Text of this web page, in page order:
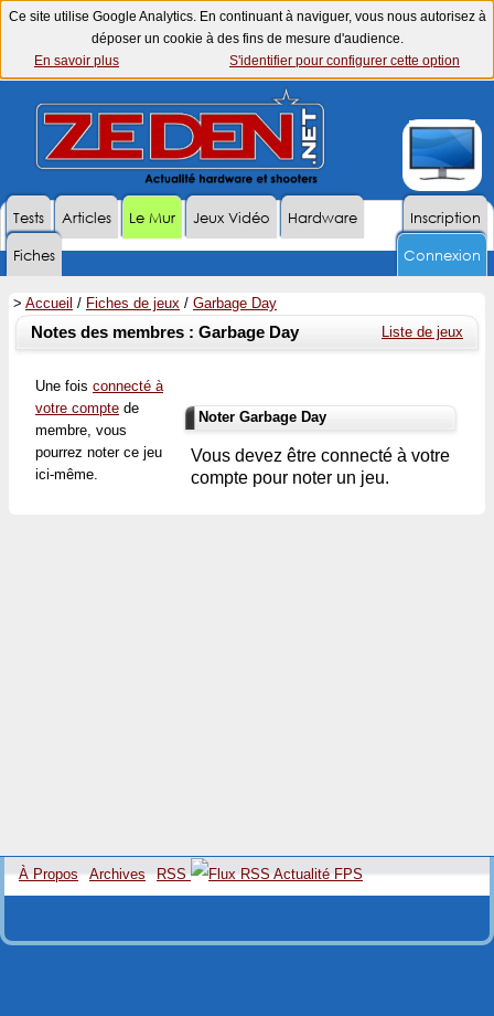
Ce site utilise Google Analytics. En continuant à naviguer, vous nous autorisez à
déposer un cookie à des fins de mesure d'audience.
En savoir plus
S'identifier pour configurer cette option
Inscription
Tests Articles Le Mur Jeux Vidéo
Hardware
Fiches
Connexion
> Accueil / Fiches de jeux / Garbage Day
Liste de jeux
Notes des membres : Garbage Day
Noter Garbage Day
Vous devez être connecté à votre
compte pour noter un jeu.
Une fois connecté à
votre compte de
membre, vous
pourrez noter ce jeu
ici-même.
À Propos Archives RSS